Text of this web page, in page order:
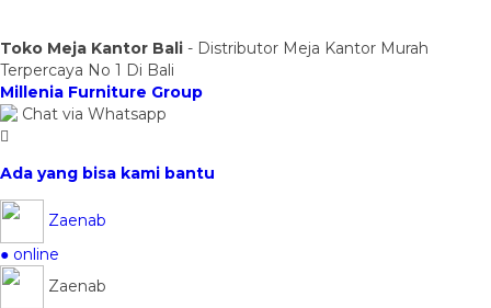
Toko Meja Kantor Bali - Distributor Meja Kantor Murah
Terpercaya No 1 Di Bali
Millenia Furniture Group
Chat via Whatsapp
Ada yang bisa kami bantu
Zaenab
● online
Zaenab